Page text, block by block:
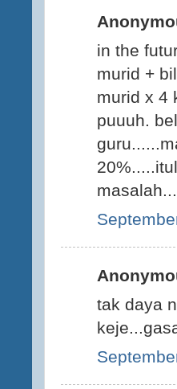
in the
murid +
murid x 4
puuuh.
tak daya